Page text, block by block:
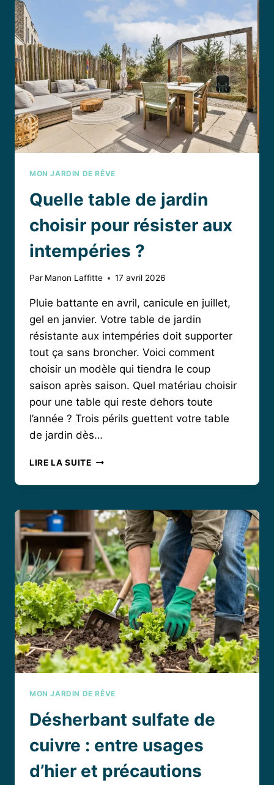
CHAUFFAGE
COMMENT
ÉVITER
CE
CAUCHEMAR
DU
FOYER
MON JARDIN DE RÊVE
Quelle table de jardin
choisir pour résister aux
intempéries ?
Par Manon Laffitte 17 avril 2026
Pluie battante en avril, canicule en juillet,
gel en janvier. Votre table de jardin
résistante aux intempéries doit supporter
tout ça sans broncher. Voici comment
choisir un modèle qui tiendra le coup
saison après saison. Quel matériau choisir
pour une table qui reste dehors toute
l’année ? Trois périls guettent votre table
de jardin dès…
LIRE LA SUITEQUELLE
DE
CHOISIR
POUR
RÉSISTER
AUX
INTEMPÉRIES
?
MON JARDIN DE RÊVE
Désherbant sulfate de
cuivre : entre usages
d’hier et précautions